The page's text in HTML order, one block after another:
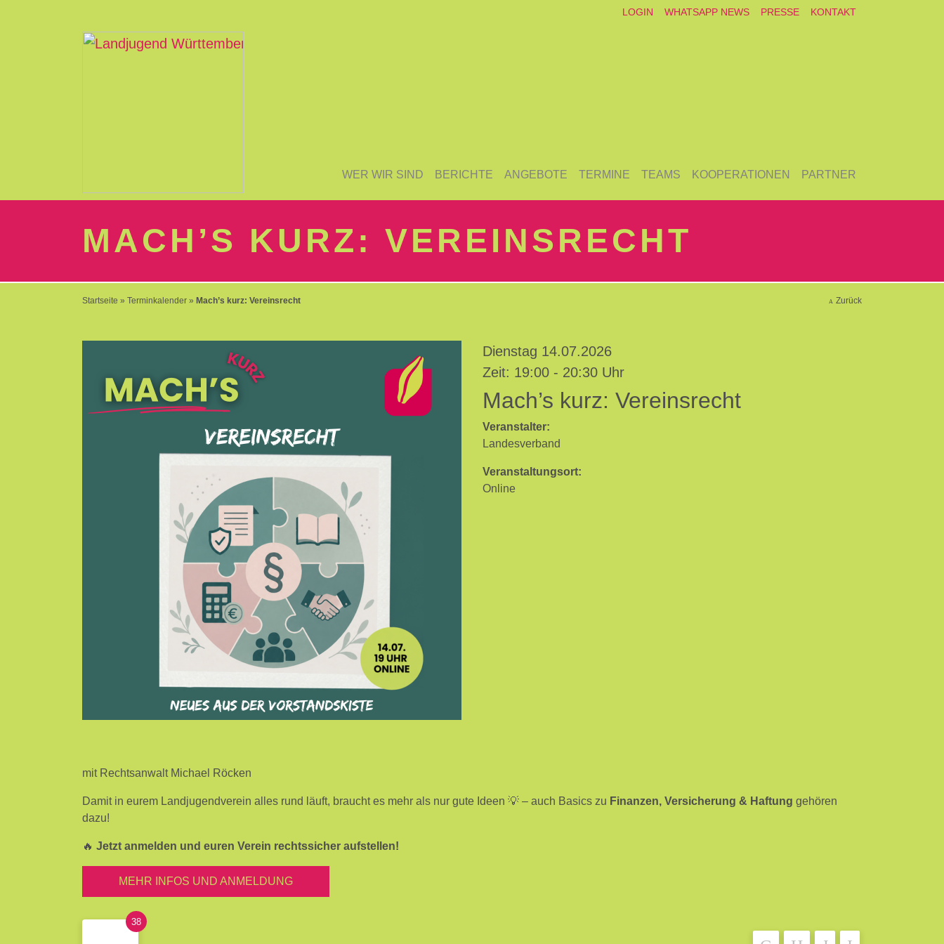
LOGIN WHATSAPP NEWS PRESSE KONTAKT
WER WIR SIND BERICHTE ANGEBOTE TERMINE TEAMS KOOPERATIONEN PARTNER
MACH’S KURZ: VEREINSRECHT
Startseite » Terminkalender » Mach’s kurz: Vereinsrecht Zurück
Dienstag 14.07.2026
Zeit: 19:00 - 20:30 Uhr
Mach’s kurz: Vereinsrecht
Veranstalter:
Landesverband
Veranstaltungsort:
Online
mit Rechtsanwalt Michael Röcken
Damit in eurem Landjugendverein alles rund läuft, braucht es mehr als nur gute Ideen 💡 – auch Basics zu Finanzen, Versicherung & Haftung gehören
dazu!
🔥 Jetzt anmelden und euren Verein rechtssicher aufstellen!
MEHR INFOS UND ANMELDUNG
38